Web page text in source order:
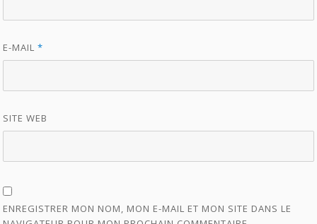
E-MAIL*
SITE WEB
ENREGISTRER MON NOM, MON E-MAIL ET MON SITE DANS LE